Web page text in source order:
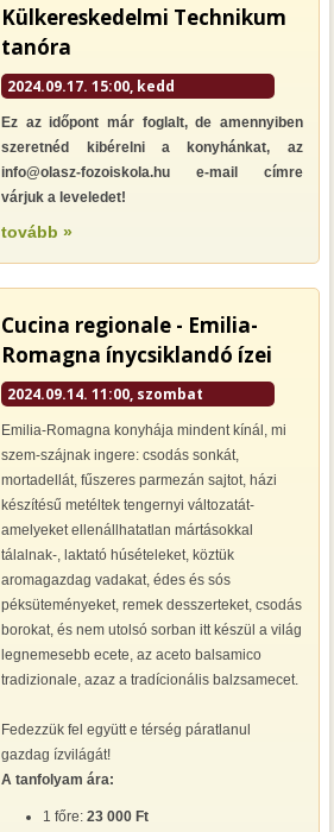
Külkereskedelmi Technikum
tanóra
2024.09.17. 15:00, kedd
Ez az időpont már foglalt, de amennyiben
szeretnéd kibérelni a konyhánkat, az
info@olasz-fozoiskola.hu e-mail címre
várjuk a leveledet!
tovább »
Cucina regionale - Emilia-
Romagna ínycsiklandó ízei
2024.09.14. 11:00, szombat
Emilia-Romagna konyhája mindent kínál, mi
szem-szájnak ingere: csodás sonkát,
mortadellát, fűszeres parmezán sajtot, házi
készítésű metéltek tengernyi változatát-
amelyeket ellenállhatatlan mártásokkal
tálalnak-, laktató húsételeket, köztük
aromagazdag vadakat, édes és sós
péksüteményeket, remek desszerteket, csodás
borokat, és nem utolsó sorban itt készül a világ
legnemesebb ecete, az aceto balsamico
tradizionale, azaz a tradícionális balzsamecet.
Fedezzük fel együtt e térség páratlanul
gazdag ízvilágát!
A tanfolyam ára:
1 főre:23 000 Ft